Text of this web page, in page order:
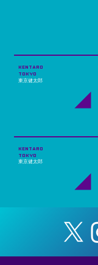
KENTARO
TOKYO
東京健太郎
KENTARO
TOKYO
東京健太郎